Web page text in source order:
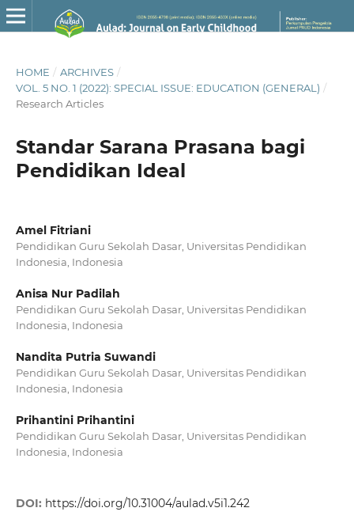
HOME / ARCHIVES /
VOL. 5 NO. 1 (2022): SPECIAL ISSUE: EDUCATION (GENERAL) /
Research Articles
Standar Sarana Prasana bagi
Pendidikan Ideal
Amel Fitriani
Pendidikan Guru Sekolah Dasar, Universitas Pendidikan
Indonesia, Indonesia
Anisa Nur Padilah
Pendidikan Guru Sekolah Dasar, Universitas Pendidikan
Indonesia, Indonesia
Nandita Putria Suwandi
Pendidikan Guru Sekolah Dasar, Universitas Pendidikan
Indonesia, Indonesia
Prihantini Prihantini
Pendidikan Guru Sekolah Dasar, Universitas Pendidikan
Indonesia, Indonesia
DOI: https://doi.org/10.31004/aulad.v5i1.242